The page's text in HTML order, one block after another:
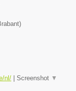
)
nl/ Screenshot ▼